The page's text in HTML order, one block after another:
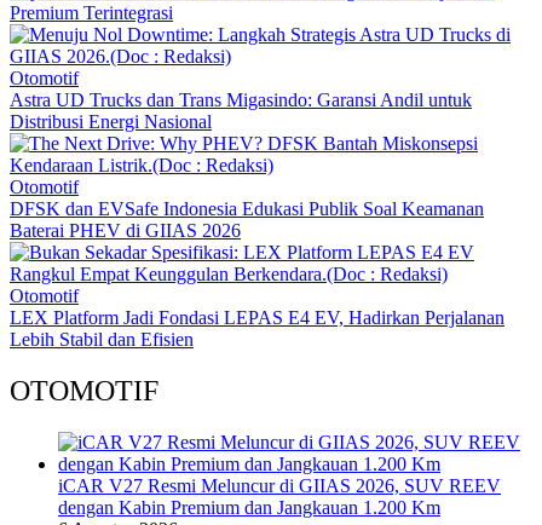
Premium Terintegrasi
Otomotif
Astra UD Trucks dan Trans Migasindo: Garansi Andil untuk
Distribusi Energi Nasional
Otomotif
DFSK dan EVSafe Indonesia Edukasi Publik Soal Keamanan
Baterai PHEV di GIIAS 2026
Otomotif
LEX Platform Jadi Fondasi LEPAS E4 EV, Hadirkan Perjalanan
Lebih Stabil dan Efisien
OTOMOTIF
iCAR V27 Resmi Meluncur di GIIAS 2026, SUV REEV
dengan Kabin Premium dan Jangkauan 1.200 Km